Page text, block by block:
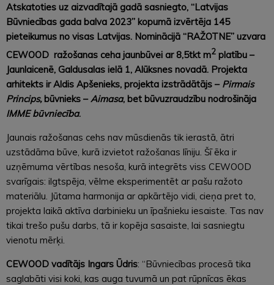
Atskatoties uz aizvadītajā gadā sasniegto, “Latvijas
Būvniecības gada balva 2023” kopumā izvērtēja 145
pieteikumus no visas Latvijas. Nominācijā “RAŽOTNE” uzvara
CEWOOD ražošanas ceha jaunbūvei ar 8,5tkt m2 platību –
Jaunlaicenē, Galdusalas ielā 1, Alūksnes novadā. Projekta
arhitekts ir Aldis Apšenieks, projekta izstrādātājs – Pirmais
Princips,būvnieks – Aimasa, bet būvuzraudzību nodrošināja
IMME būvniecība.
Jaunais ražošanas cehs nav mūsdienās tik ierastā, ātri
uzstādāma būve, kurā izvietot ražošanas līniju. Šī ēka ir
uzņēmuma vērtības nesoša, kurā integrēts viss CEWOOD
svarīgais: ilgtspēja, vēlme eksperimentēt ar pašu ražoto
materiālu. Jūtama harmonija ar apkārtējo vidi, cieņa pret to,
projekta laikā aktīva darbinieku un īpašnieku iesaiste. Tas nav
tikai trešo pušu darbs, tā ir kopēja sasaiste, lai sasniegtu
vienotu mērķi.
CEWOOD vadītājs Ingars Ūdris: “Būvniecības procesā tika
saglabāti visi koki, kas auga tuvumā un pat rūpnīcas ēkas